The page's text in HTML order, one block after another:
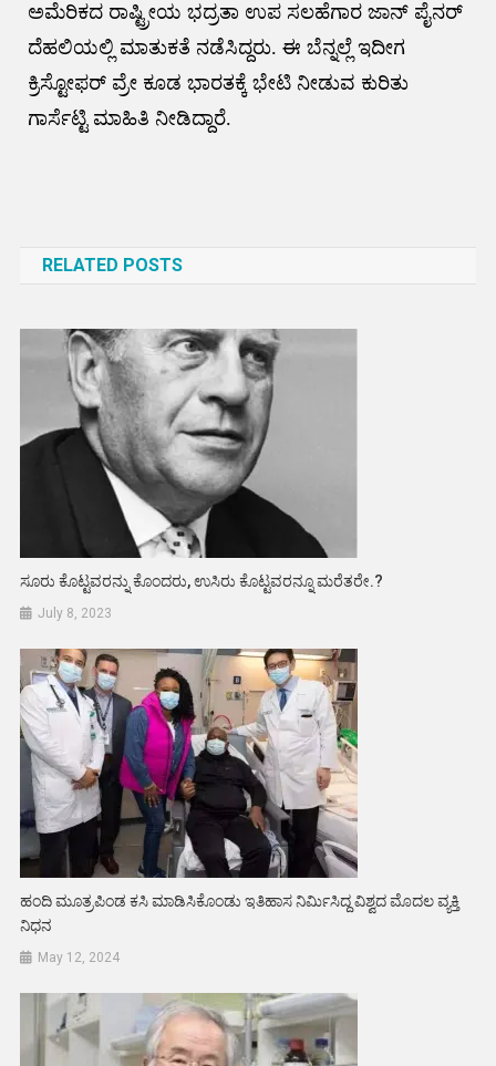
ಅಮೆರಿಕದ ರಾಷ್ಟ್ರೀಯ ಭದ್ರತಾ ಉಪ ಸಲಹೆಗಾರ ಜಾನ್‌ ಪೈನರ್
ದೆಹಲಿಯಲ್ಲಿ ಮಾತುಕತೆ ನಡೆಸಿದ್ದರು. ಈ ಬೆನ್ನಲ್ಲೆ ಇದೀಗ
ಕ್ರಿಸ್ಟೋಫರ್‌ ವ್ರೇ ಕೂಡ ಭಾರತಕ್ಕೆ ಭೇಟಿ ನೀಡುವ ಕುರಿತು
ಗಾರ್ಸೆಟ್ಟಿ ಮಾಹಿತಿ ನೀಡಿದ್ದಾರೆ.
RELATED POSTS
ಸೂರು ಕೊಟ್ಟವರನ್ನು ಕೊಂದರು, ಉಸಿರು ಕೊಟ್ಟವರನ್ನೂ ಮರೆತರೇ.?
July 8, 2023
ಹಂದಿ ಮೂತ್ರಪಿಂಡ ಕಸಿ ಮಾಡಿಸಿಕೊಂಡು ಇತಿಹಾಸ ನಿರ್ಮಿಸಿದ್ದ ವಿಶ್ವದ ಮೊದಲ ವ್ಯಕ್ತಿ
ನಿಧನ
May 12, 2024